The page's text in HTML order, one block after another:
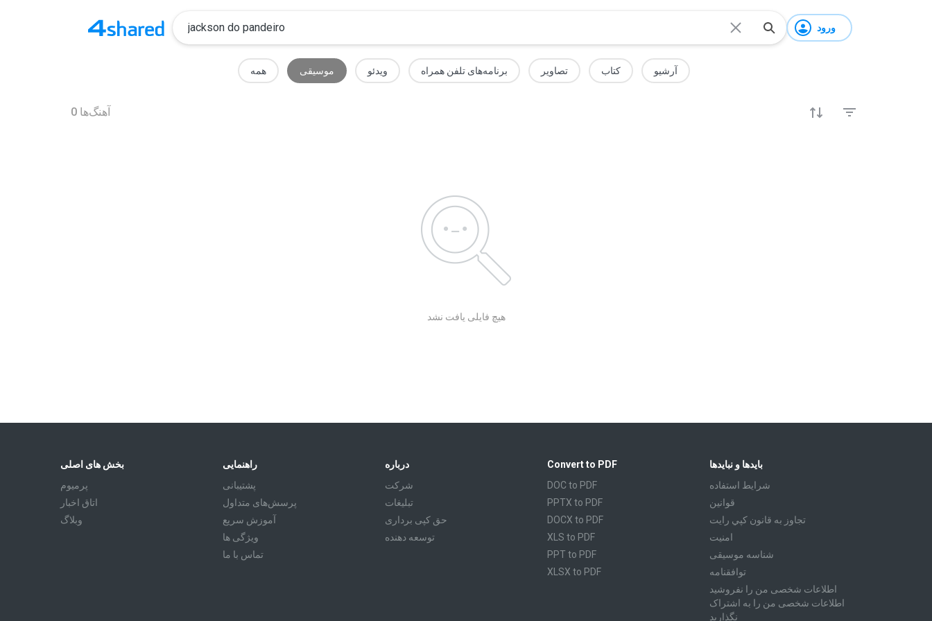
ورود
همه موسیقی ویدئو برنامه‌های تلفن همراه تصاویر کتاب آرشیو
0 آهنگ‌ها
هیچ فایلی یافت نشد
بخش های اصلی
پرمیوم
اتاق اخبار
وبلاگ
راهنمایی
پشتیبانی
پرسش‌های متداول
آموزش سريع
ویژگی ها
تماس با ما
درباره
شرکت
تبليغات
حق کپی برداری
توسعه دهنده
Convert to PDF
DOC to PDF
PPTX to PDF
DOCX to PDF
XLS to PDF
PPT to PDF
XLSX to PDF
بایدها و نبایدها
شرايط استفاده
قوانين
تجاوز به قانون كپي رايت
امنیت
شناسه موسیقی
توافقنامه
اطلاعات شخصی من را نفروشید
اطلاعات شخصی من را به اشتراک
نگذارید